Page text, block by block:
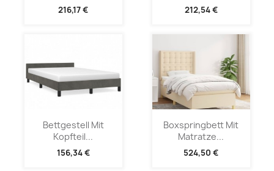
216,17 € 212,54 €
Bettgestell Mit
Kopfteil...
156,34 €
Boxspringbett Mit
Matratze...
524,50 €